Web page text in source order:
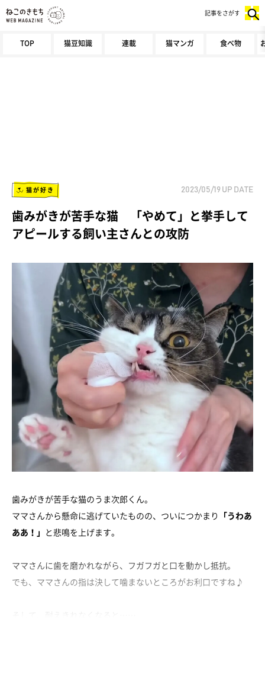
TOP 猫豆知識 連載 猫マンガ 食べ物
記事をさがす
猫が好き 2023/05/19 UP DATE
歯みがきが苦手な猫 「やめて」と挙手して
アピールする飼い主さんとの攻防
歯みがきが苦手な猫のうま次郎くん。
ママさんから懸命に逃げていたものの、ついにつかまり 「うわあ
ああ！」 と悲鳴を上げます。
ママさんに歯を磨かれながら、フガフガと口を動かし抵抗。
でも、ママさんの指は決して噛まないところがお利口ですね♪